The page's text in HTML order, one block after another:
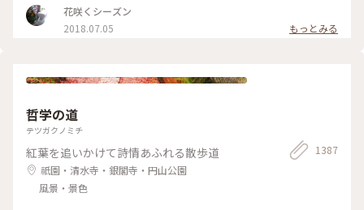
ェ #読書 #ガトーショコラ #コーヒー
に〜 #京都#カフェ#レモンタルト
花咲くシーズン
2018.07.05
もっとみる
哲学の道
テツガクノミチ
紅葉を追いかけて詩情あふれる散歩道
祇園・清水寺・銀閣寺・円山公園
風景・景色
1387